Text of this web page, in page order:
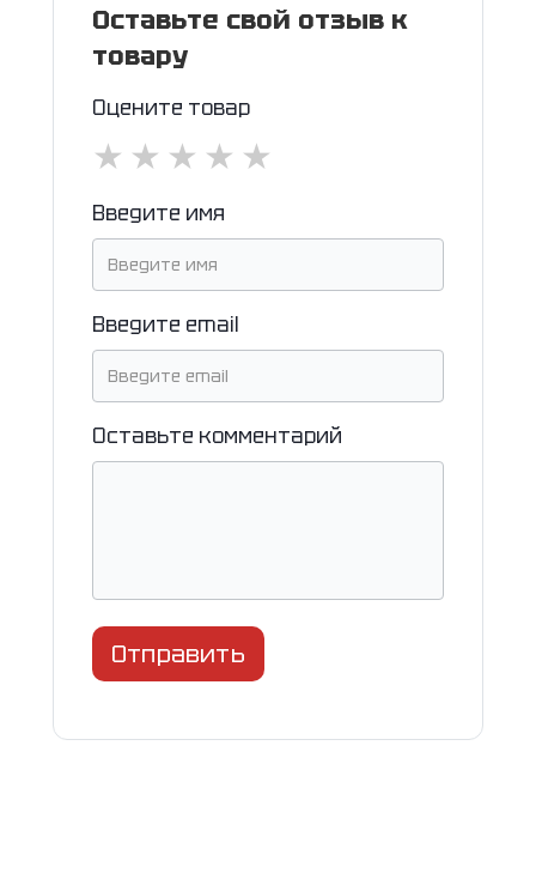
Оставьте свой отзыв к
товару
Оцените товар
★
★
★
★
★
Введите имя
Введите email
Оставьте комментарий
Отправить